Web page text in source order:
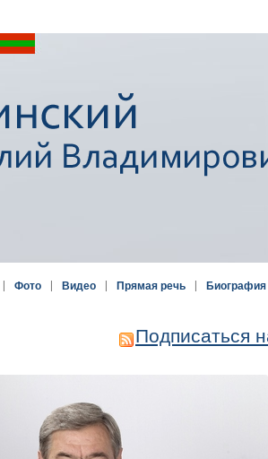
| Фото | Видео | Прямая речь | Биография
Подписаться